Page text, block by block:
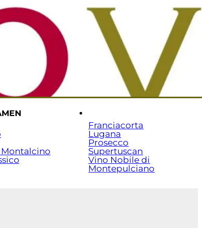
Versand & Zahlung Beratung: 07141 / 7029351
Franciacorta
Lugana
Prosecco
Supertuscan
Vino Nobile di
Montepulciano